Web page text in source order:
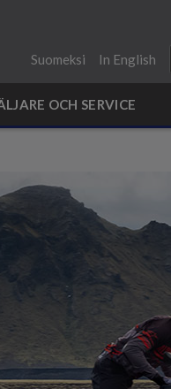
Suomeksi In English
OCH SERVICE